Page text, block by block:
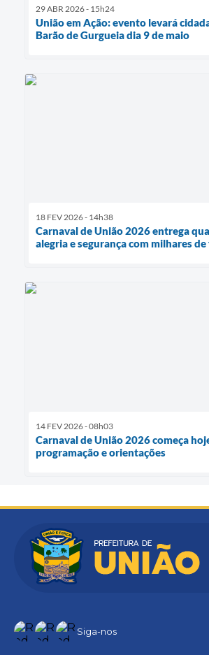
29 ABR 2026 - 15h24
União em Ação: evento levará
Barão de Gurgueia dia 9 de maio
18 FEV 2026 - 14h38
Carnaval de União 2026 entrega
alegria e segurança com milhares
14 FEV 2026 - 08h03
Carnaval de União 2026 começa
programação e orientações
Siga-nos